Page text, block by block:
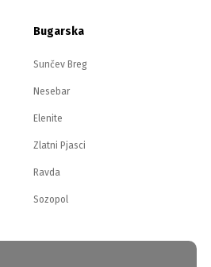
Bugarska
Sunčev Breg
Nesebar
Elenite
Zlatni Pjasci
Ravda
Sozopol